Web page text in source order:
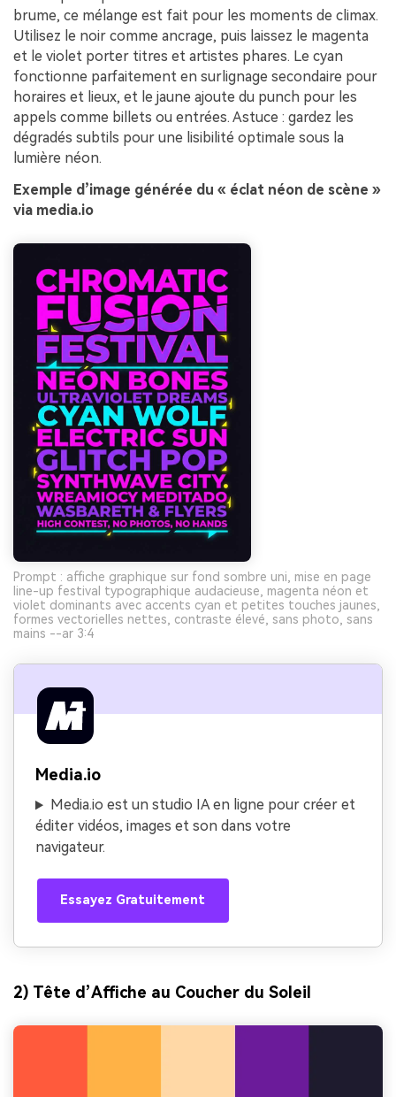
brume, ce mélange est fait pour les moments de climax.
Utilisez le noir comme ancrage, puis laissez le magenta
et le violet porter titres et artistes phares. Le cyan
fonctionne parfaitement en surlignage secondaire pour
horaires et lieux, et le jaune ajoute du punch pour les
appels comme billets ou entrées. Astuce : gardez les
dégradés subtils pour une lisibilité optimale sous la
lumière néon.
Exemple d’image générée du « éclat néon de scène »
via media.io
Prompt : affiche graphique sur fond sombre uni, mise en page
line-up festival typographique audacieuse, magenta néon et
violet dominants avec accents cyan et petites touches jaunes,
formes vectorielles nettes, contraste élevé, sans photo, sans
mains --ar 3:4
Media.io
Media.io est un studio IA en ligne pour créer et
éditer vidéos, images et son dans votre
navigateur.
Essayez Gratuitement
2) Tête d’Affiche au Coucher du Soleil